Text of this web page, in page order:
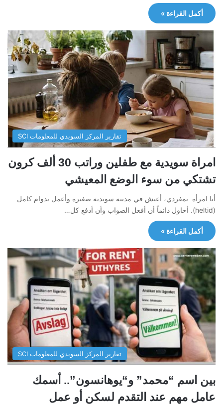
أكمل القراءة »
تقارير المركز السويدي للمعلومات SCI
امراة سويدية مع طفلين وراتب 30 ألف كرون
تشتكي من سوء الوضع المعيشي
أنا امرأة بمفردي، أعيش في مدينة سويدية صغيرة وأعمل بدوام كامل
(heltid). أحاول دائماً أن أفعل الصواب وأن أدفع كل…
أكمل القراءة »
تقارير المركز السويدي للمعلومات SCI
بين اسم “محمد” و“يوهانسون”.. أسمك
عامل مهم عند التقدم لسكن أو عمل